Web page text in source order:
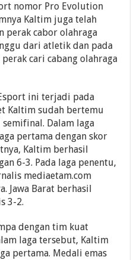
nomor Pro Evolution
Kaltim juga telah
perak cabor olahraga
dari atletik dan pada
cari cabang olahraga
ini terjadi pada
Kaltim sudah bertemu
Dalam laga
pertama dengan skor
Kaltim berhasil
6-3. Pada laga penentu,
mediaetam.com
Jawa Barat berhasil
3-2.
dengan tim kuat
laga tersebut, Kaltim
pertama. Medali emas